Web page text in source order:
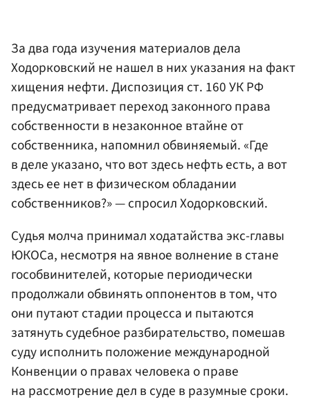
За два года изучения материалов дела
Ходорковский не нашел в них указания на факт
хищения нефти. Диспозиция ст. 160 УК РФ
предусматривает переход законного права
собственности в незаконное втайне от
собственника, напомнил обвиняемый. «Где
в деле указано, что вот здесь нефть есть, а вот
здесь ее нет в физическом обладании
собственников?» — спросил Ходорковский.
Судья молча принимал ходатайства экс-главы
ЮКОСа, несмотря на явное волнение в стане
гособвинителей, которые периодически
продолжали обвинять оппонентов в том, что
они путают стадии процесса и пытаются
затянуть судебное разбирательство, помешав
суду исполнить положение международной
Конвенции о правах человека о праве
на рассмотрение дел в суде в разумные сроки.